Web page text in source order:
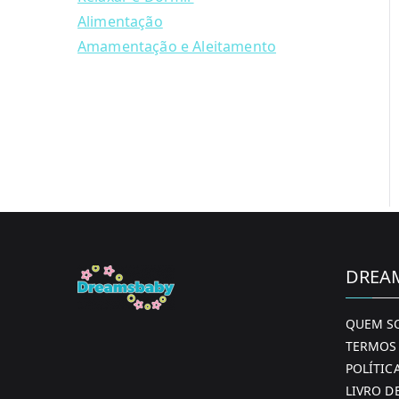
Alimentação
Amamentação e Aleitamento
QUEM
LIVRO